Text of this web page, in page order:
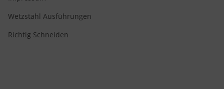
Wetzstahl Ausführungen
Richtig Schneiden